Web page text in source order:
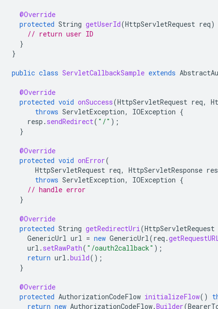
@Override
protected String getUserId(HttpServletRequest req)
// return user ID
}
}
public class ServletCallbackSample extends
@Override
protected void onSuccess(HttpServletRequest req,
throws ServletException, IOException {
resp . sendRedirect( "/" );
}
@Override
protected void onError(
HttpServletRequest req, HttpServletResponse
throws ServletException, IOException {
// handle error
}
@Override
protected String getRedirectUri(HttpServletRequest
GenericUrl url = new GenericUrl(req .
url . setRawPath( "/oauth2callback" );
return url .build();
}
@Override
protected AuthorizationCodeFlow initializeFlow()
return new AuthorizationCodeFlow.Builder(